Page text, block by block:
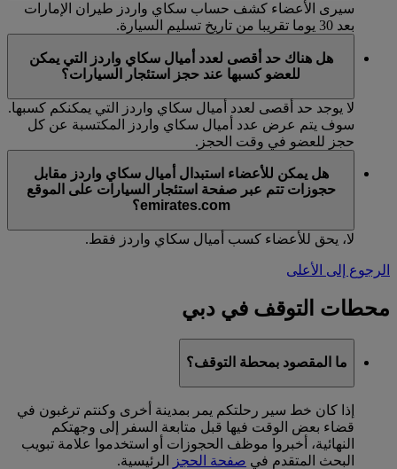
سيرى الأعضاء كشف حساب سكاي واردز طيران الإمارات
بعد 30 يوما تقريبا من تاريخ تسليم السيارة.
هل هناك حد أقصى لعدد أميال سكاي واردز التي يمكن
للعضو كسبها عند حجز استئجار السيارات؟
لا يوجد حد أقصى لعدد أميال سكاي واردز التي يمكنكم كسبها.
سوف يتم عرض عدد أميال سكاي واردز المكتسبة عن كل
حجز للعضو في وقت الحجز.
هل يمكن للأعضاء استبدال أميال سكاي واردز مقابل
حجوزات تتم عبر صفحة استئجار السيارات على الموقع
emirates.com؟
لا، يحق للأعضاء كسب أميال سكاي واردز فقط.
الرجوع إلى الأعلى
محطات التوقف في دبي
ما المقصود بمحطة التوقف؟
إذا كان خط سير رحلتكم يمر بمدينة أخرى وكنتم ترغبون في
قضاء بعض الوقت فيها قبل متابعة السفر إلى وجهتكم
النهائية، أخبروا موظف الحجوزات أو استخدموا علامة تبويب
البحث المتقدم في صفحة الحجز الرئيسية.